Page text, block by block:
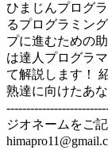
ひまじんプログ
るプログラミン
プに進むための
は達人プログラ
て解説します！
熟達に向けたあ
ジオネームをご